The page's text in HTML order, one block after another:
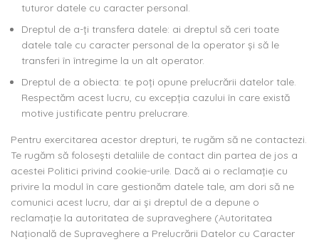
tuturor datele cu caracter personal.
Dreptul de a-ți transfera datele: ai dreptul să ceri toate
datele tale cu caracter personal de la operator și să le
transferi în întregime la un alt operator.
Dreptul de a obiecta: te poți opune prelucrării datelor tale.
Respectăm acest lucru, cu excepția cazului în care există
motive justificate pentru prelucrare.
Pentru exercitarea acestor drepturi, te rugăm să ne contactezi.
Te rugăm să folosești detaliile de contact din partea de jos a
acestei Politici privind cookie-urile. Dacă ai o reclamație cu
privire la modul în care gestionăm datele tale, am dori să ne
comunici acest lucru, dar ai și dreptul de a depune o
reclamație la autoritatea de supraveghere (Autoritatea
Națională de Supraveghere a Prelucrării Datelor cu Caracter